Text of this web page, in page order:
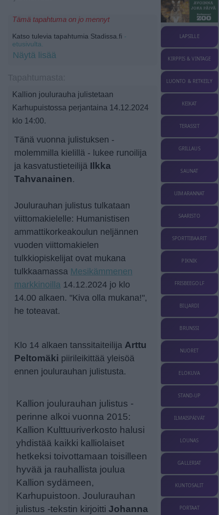
Tämä tapahtuma on jo mennyt
Katso tulevia tapahtumia Stadissa.fi -
etusivulta.
Näytä lisää
Kallion joulurauha julistetaan
Karhupuistossa perjantaina 14.12.2024
klo 14:00.
Tänä vuonna julistuksen -
molemmilla kielillä - lukee runoilija
ja kasvatustieteilijä Ilkka
Tahvanainen.
Joulurauhan julistus tulkataan
viittomakielelle: Humanistisen
ammattikorkeakoulun neljännen
vuoden viittomakielen
tulkkiopiskelijat ovat mukana
tulkkaamassa Mesikämmenen
markkinoilla 14.12.2024 jo klo
14.00 alkaen. "Kiva olla mukana!",
he toteavat.
Klo 14 alkaen tanssitaiteilija Arttu
Peltomäki piirileikittää yleisöä
ennen joulurauhan julistusta.
Kallion joulurauhan julistus -
perinne alkoi vuonna 2015:
Kallion Kulttuuriverkosto halusi
yhdistää kaikki kalliolaiset
hetkeksi toivottamaan toisilleen
hyvää ja rauhallista joulua
Kallion sydämeen,
Karhupuistoon. Joulurauhan
julistus -tekstin kirjoitti Johanna
LAPSILLE
KIRPPIS & VINTAGE
LUONTO & RETKEILY
KEIKAT
TERASSIT
GRILLAUS
SAUNAT
UIMARANNAT
SAARISTO
SPORTTIBAARIT
PIKNIK
FRISBEEGOLF
BILJARDI
BRUNSSI
NUORET
ELOKUVA
STAND-UP
ILMAISPÄIVÄT
LOUNAS
GALLERIAT
KUNTOSALIT
PORTAAT